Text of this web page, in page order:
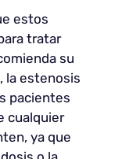
estos
tratar
su
la estenosis
pacientes
cualquier
ya que